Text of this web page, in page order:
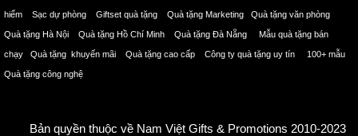
hiểm Sạc dự phòng Giftset quà tặng Quà tặng Marketing Quà tặng văn phòng
Quà tặng Hà Nội Quà tặng Hồ Chí Minh Quà tặng Đà Nẵng Mẫu quà tặng bán
chạy Quà tặng khuyến mãi Quà tặng cao cấp Công ty quà tặng uy tín 100+ mẫu
Quà tặng công nghệ
Bản quyền thuộc về Nam Việt Gifts & Promotions 2010-2023